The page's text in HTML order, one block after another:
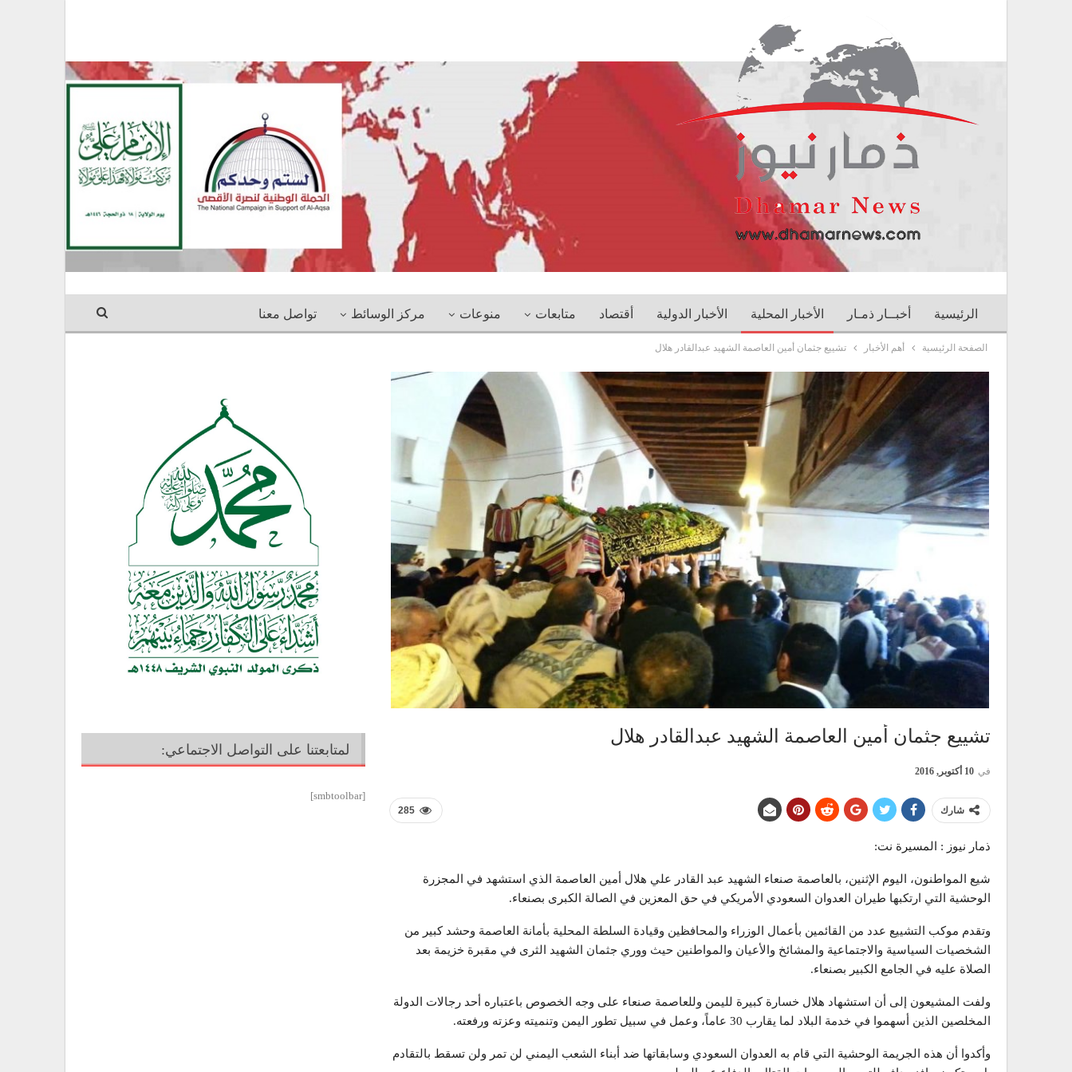
الرئيسية أخبــار ذمـار الأخبار المحلية الأخبار الدولية أقتصاد متابعات منوعات مركز الوسائط تواصل معنا
الصفحة الرئيسية أهم الأخبار تشييع جثمان أمين العاصمة الشهيد عبدالقادر هلال
تشييع جثمان أمين العاصمة الشهيد عبدالقادر هلال
في 10 أكتوبر, 2016
285 شارك
ذمار نيوز : المسيرة نت:
شيع المواطنون، اليوم الإثنين، بالعاصمة صنعاء الشهيد عبد القادر علي هلال أمين العاصمة الذي استشهد في المجزرة
الوحشية التي ارتكبها طيران العدوان السعودي الأمريكي في حق المعزين في الصالة الكبرى بصنعاء.
وتقدم موكب التشييع عدد من القائمين بأعمال الوزراء والمحافظين وقيادة السلطة المحلية بأمانة العاصمة وحشد كبير من
الشخصيات السياسية والاجتماعية والمشائخ والأعيان والمواطنين حيث ووري جثمان الشهيد الثرى في مقبرة خزيمة بعد
الصلاة عليه في الجامع الكبير بصنعاء.
ولفت المشيعون إلى أن استشهاد هلال خسارة كبيرة لليمن وللعاصمة صنعاء على وجه الخصوص باعتباره أحد رجالات الدولة
المخلصين الذين أسهموا في خدمة البلاد لما يقارب 30 عاماً، وعمل في سبيل تطور اليمن وتنميته وعزته ورفعته.
وأكدوا أن هذه الجريمة الوحشية التي قام به العدوان السعودي وسابقاتها ضد أبناء الشعب اليمني لن تمر ولن تسقط بالتقادم
لمتابعتنا على التواصل الاجتماعي:
[smbtoolbar]